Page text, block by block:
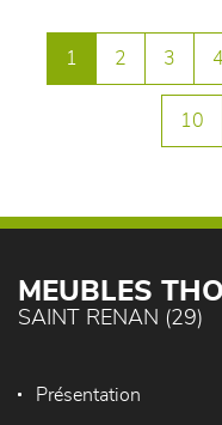
1 2 3 4
10
MEUBLES
SAINT RENAN (29)
Présentation